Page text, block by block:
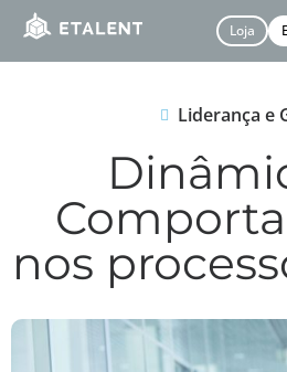
Loja
Liderança e
nos